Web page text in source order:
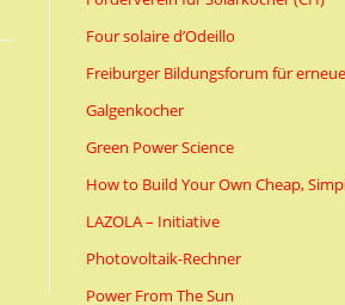
Four solaire d’Odeillo
Freiburger Bildungsforum für
Galgenkocher
Green Power Science
How to Build Your Own Cheap,
LAZOLA – Initiative
Photovoltaik-Rechner
Power From The Sun